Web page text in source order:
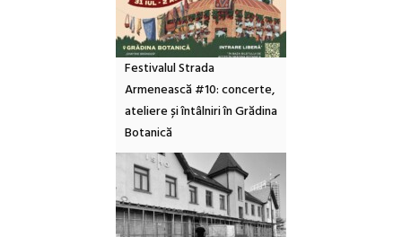
Festivalul Strada
Armenească #10: concerte,
ateliere și întâlniri în Grădina
Botanică